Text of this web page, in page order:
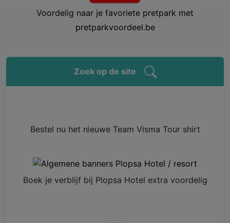
Voordelig naar je favoriete pretpark met
pretparkvoordeel.be
Zoek op de site
Bestel nu het nieuwe Team Visma Tour shirt
Boek je verblijf bij Plopsa Hotel extra voordelig